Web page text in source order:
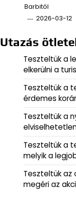
Barbitól
2026-03-12
Utazás
Teszteltük a
elkerülni a
Teszteltük a
érdemes
Teszteltük a
Teszteltük a
melyik a
Teszteltük az
megéri az